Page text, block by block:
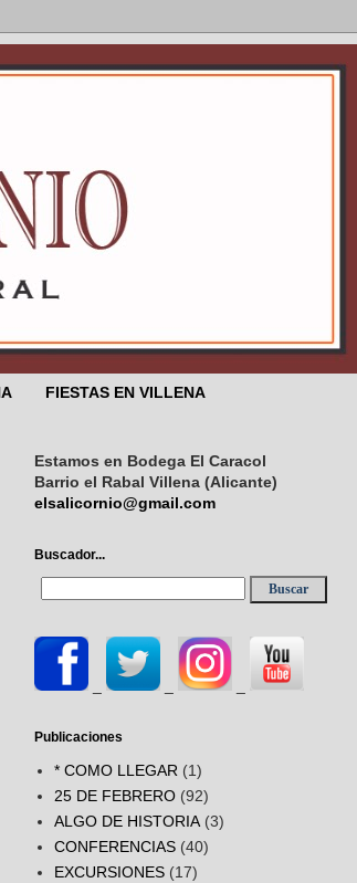
FIESTAS EN VILLENA
el 25 de febrero
Estamos en Bodega El Caracol
Barrio el Rabal Villena (Alicante)
elsalicornio@gmail.com
Buscador...
Publicaciones
* COMO LLEGAR (1)
25 DE FEBRERO (92)
ALGO DE HISTORIA (3)
CONFERENCIAS (40)
EXCURSIONES (17)